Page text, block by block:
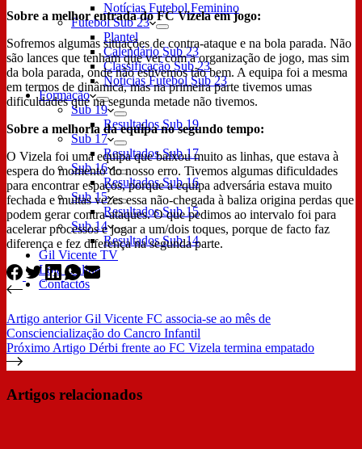
Notícias Futebol Feminino
Futebol Sub 23
Plantel
Calendário Sub 23
Classificação Sub 23
Notícias Futebol Sub 23
Formação
Sub 19
Resultados Sub 19
Sub 17
Resultados Sub 17
Sub 16
Resultados Sub 16
Sub 15
Resultados Sub 15
Sub 14
Resultados Sub 14
Gil Vicente TV
Loja Online
Contactos
Sobre a melhor entrada do FC Vizela em jogo:
Sofremos algumas situações de contra-ataque e na bola parada. Não
são lances que tenham que ver com a organização de jogo, mas sim
da bola parada, onde não estivemos tão bem. A equipa foi a mesma
em termos de dinâmica, mas na primeira parte tivemos umas
dificuldades que na segunda metade não tivemos.
Sobre a melhoria da equipa no segundo tempo:
O Vizela foi uma equipa que baixou muito as linhas, que estava à
espera do momento do nosso erro. Tivemos algumas dificuldades
para encontrar espaços, porque a equipa adversária estava muito
fechada e muitas vezes essa não-chegada à baliza origina perdas que
podem gerar contra-ataques. O que pedimos ao intervalo foi para
acelerar processos e jogar a um/dois toques, porque de facto faz
diferença e fez diferença na segunda parte.
Artigo anteriorGil Vicente FC associa-se ao mês de
Consciencialização do Cancro Infantil
Próximo Artigo Dérbi frente ao FC Vizela termina empatado
Artigos relacionados